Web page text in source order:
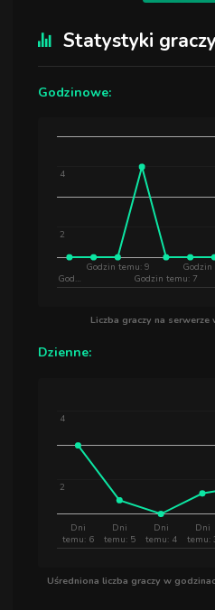
Statystyki
Godzinowe:
God…
Godzin temu: 9
Godzin temu: 7
2
4
Liczba graczy na
Dzienne:
temu: 6
Dni
temu: 5
Dni
temu: 4
Dni
temu:
Dni
2
4
Uśredniona liczba graczy w